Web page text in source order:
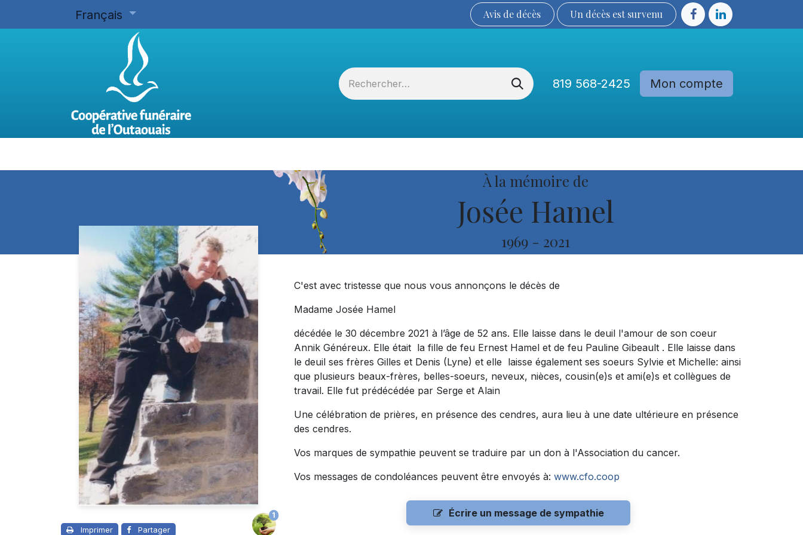
Français Avis de décès Un décès est sur​​​​​​​​ve​nu​​​​​​​​​​
819 568-2425 Mon compte
À la mémoire de
Josée Hamel
1969 - 2021
Imprimer Partager
1
C'est avec tristesse que nous vous annonçons le décès de
Madame Josée Hamel
décédée le 30 décembre 2021 à l’âge de 52 ans. Elle laisse dans le deuil l'amour de son coeur
Annik Généreux. Elle était la fille de feu Ernest Hamel et de feu Pauline Gibeault . Elle laisse dans
le deuil ses frères Gilles et Denis (Lyne) et elle laisse également ses soeurs Sylvie et Michelle: ainsi
que plusieurs beaux-frères, belles-soeurs, neveux, nièces, cousin(e)s et ami(e)s et collègues de
travail. Elle fut prédécédée par Serge et Alain
Une célébration de prières, en présence des cendres, aura lieu à une date ultérieure en présence
des cendres.
Vos marques de sympathie peuvent se traduire par un don à l'Association du cancer.
Vos messages de condoléances peuvent être envoyés à: www.cfo.coop
Écrire un message de sympathie